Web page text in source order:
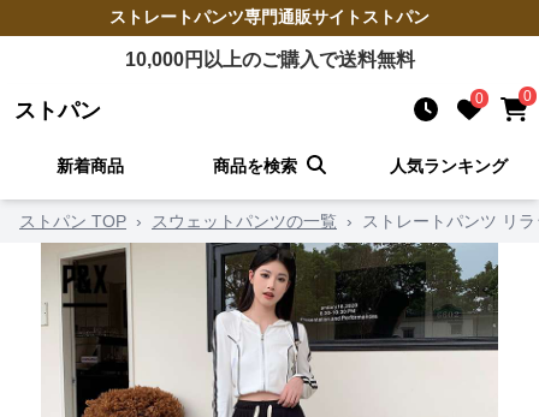
ストレートパンツ専門通販サイト ストパン
10,000円以上のご購入で送料無料
ストパン 0 0
新着商品 商品を検索 人気ランキング
ストパン TOP › スウェットパンツの一覧 › ストレートパンツ リ